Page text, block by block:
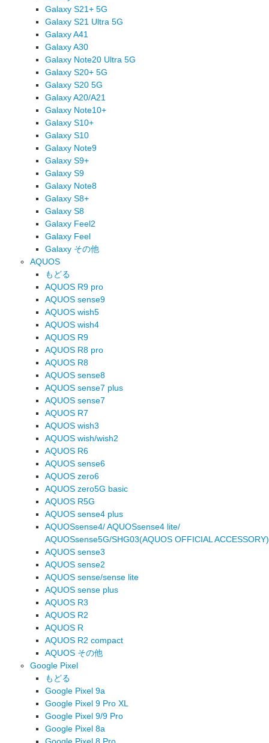
Galaxy S21+ 5G
Galaxy S21 Ultra 5G
Galaxy A41
Galaxy A30
Galaxy Note20 Ultra 5G
Galaxy S20+ 5G
Galaxy S20 5G
Galaxy A20/A21
Galaxy Note10+
Galaxy S10+
Galaxy S10
Galaxy Note9
Galaxy S9+
Galaxy S9
Galaxy Note8
Galaxy S8+
Galaxy S8
Galaxy Feel2
Galaxy Feel
Galaxy その他
AQUOS
もどる
AQUOS R9 pro
AQUOS sense9
AQUOS wish5
AQUOS wish4
AQUOS R9
AQUOS R8 pro
AQUOS R8
AQUOS sense8
AQUOS sense7 plus
AQUOS sense7
AQUOS R7
AQUOS wish3
AQUOS wish/wish2
AQUOS R6
AQUOS sense6
AQUOS zero6
AQUOS zero5G basic
AQUOS R5G
AQUOS sense4 plus
AQUOSsense4/ AQUOSsense4 lite/
AQUOSsense5G/SHG03(AQUOS OFFICIAL ACCESSORY)
AQUOS sense3
AQUOS sense2
AQUOS sense/sense lite
AQUOS sense plus
AQUOS R3
AQUOS R2
AQUOS R
AQUOS R2 compact
AQUOS その他
Google Pixel
もどる
Google Pixel 9a
Google Pixel 9 Pro XL
Google Pixel 9/9 Pro
Google Pixel 8a
Google Pixel 8 Pro